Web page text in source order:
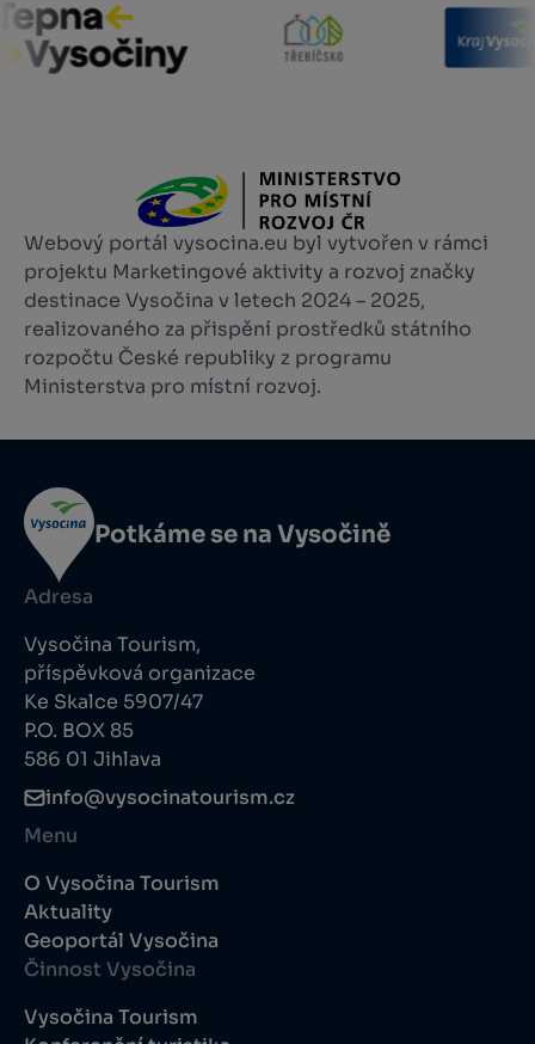
Webový portál vysocina.eu byl vytvořen v rámci
projektu Marketingové aktivity a rozvoj značky
destinace Vysočina v letech 2024 – 2025,
realizovaného za přispění prostředků státního
rozpočtu České republiky z programu
Ministerstva pro místní rozvoj.
Potkáme se na Vysočině
Adresa
Vysočina Tourism,
příspěvková organizace
Ke Skalce 5907/47
P.O. BOX 85
586 01 Jihlava
info@vysocinatourism.cz
Menu
O Vysočina Tourism
Aktuality
Geoportál Vysočina
Činnost Vysočina
Vysočina Tourism